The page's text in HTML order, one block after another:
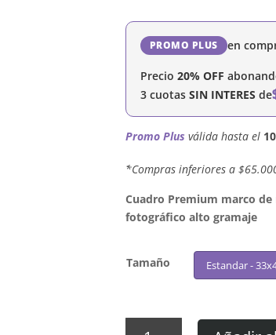
PROMO PLUS en
Precio 20% OFF
3 cuotas SIN INTERES de
Promo Plus válida hasta el
´*Compras inferiores a
Cuadro Premium marco
fotográfico alto gramaje
Tamaño Estandar -